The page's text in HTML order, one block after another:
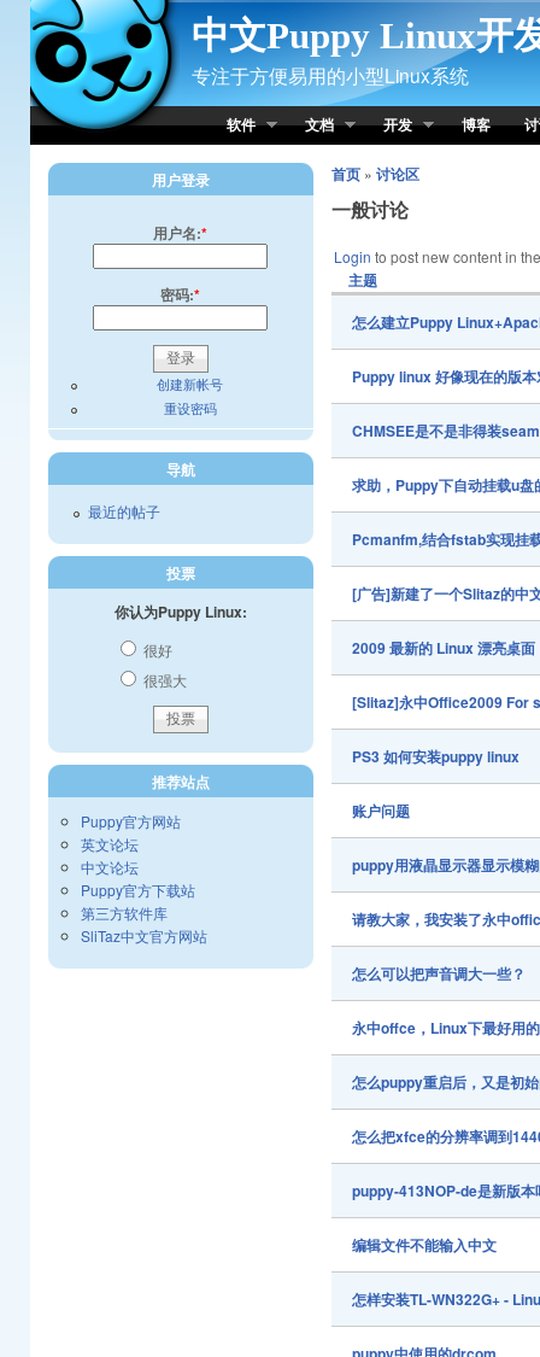
Skip to Content
中文Puppy Linux开
专注于方便易用的小型Linux系统
软件 文档 开发 博客
首页» 讨论区
一般讨论
Login to post new content in
主题
怎么建立Puppy
Puppy linux 好像现在的版
CHMSEE是不是非得装
求助，Puppy下自动挂载u盘
Pcmanfm,结合fstab实现挂
[广告]新建了一个Slitaz的中
2009 最新的 Linux 漂亮桌面
[Slitaz]永中Office2009 For
PS3 如何安装puppy linux
账户问题
puppy用液晶显示器显示模
请教大家，我安装了永中
怎么可以把声音调大一些？
永中offce，Linux下最好用
怎么puppy重启后，又是初
怎么把xfce的分辨率调到
puppy-413NOP-de是新版本
编辑文件不能输入中文
怎样安装TL-WN322G+ -
用户登录
用户名:*
密码:*
创建新帐号
重设密码
导航
最近的帖子
投票
你认为Puppy Linux:
很好
很强大
推荐站点
Puppy官方网站
英文论坛
中文论坛
Puppy官方下载站
第三方软件库
SliTaz中文官方网站